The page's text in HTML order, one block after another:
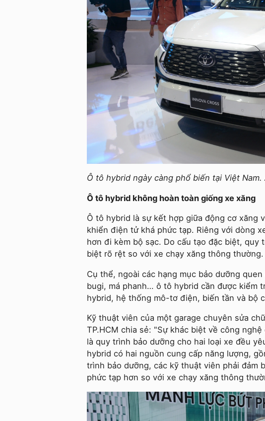
Ô tô hybrid ngày càng phổ biến tại Việt Nam.
Ô tô hybrid không hoàn toàn giống xe xăng
Ô tô hybrid là sự kết hợp giữa động cơ
khiển điện tử khá phức tạp. Riêng với dòng
hơn đi kèm bộ sạc. Do cấu tạo đặc biệt,
biệt rõ rệt so với xe chạy xăng thông thường.
Cụ thể, ngoài các hạng mục bảo dưỡng
bugi, má phanh… ô tô hybrid cần được kiểm
hybrid, hệ thống mô-tơ điện, biến tần và bộ
Kỹ thuật viên của một garage chuyên sửa
TP.HCM chia sẻ: "Sự khác biệt về công
là quy trình bảo dưỡng cho hai loại xe đều
hybrid có hai nguồn cung cấp năng lượng,
trình bảo dưỡng, các kỹ thuật viên phải đảm
phức tạp hơn so với xe chạy xăng thông